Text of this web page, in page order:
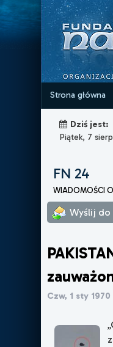
Strona główna
Dziś jest:
Piątek, 7
FN 24
WIADOMOŚCI
Wyślij do
Czw, 1 sty 1970